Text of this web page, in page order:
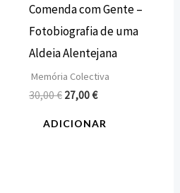
Comenda com Gente –
Fotobiografia de uma
Aldeia Alentejana
Memória Colectiva
30,00€ 27,00€
ADICIONAR